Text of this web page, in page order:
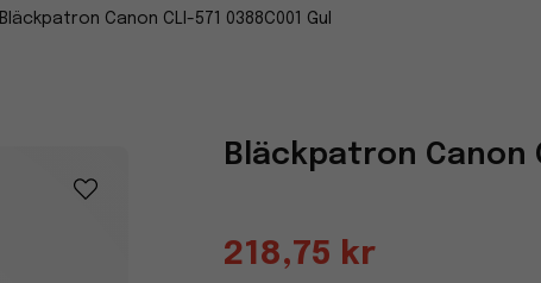
Bläckpatron Canon CLI-571 0388C001 Gul
Bläckpatron Canon
218,75 kr